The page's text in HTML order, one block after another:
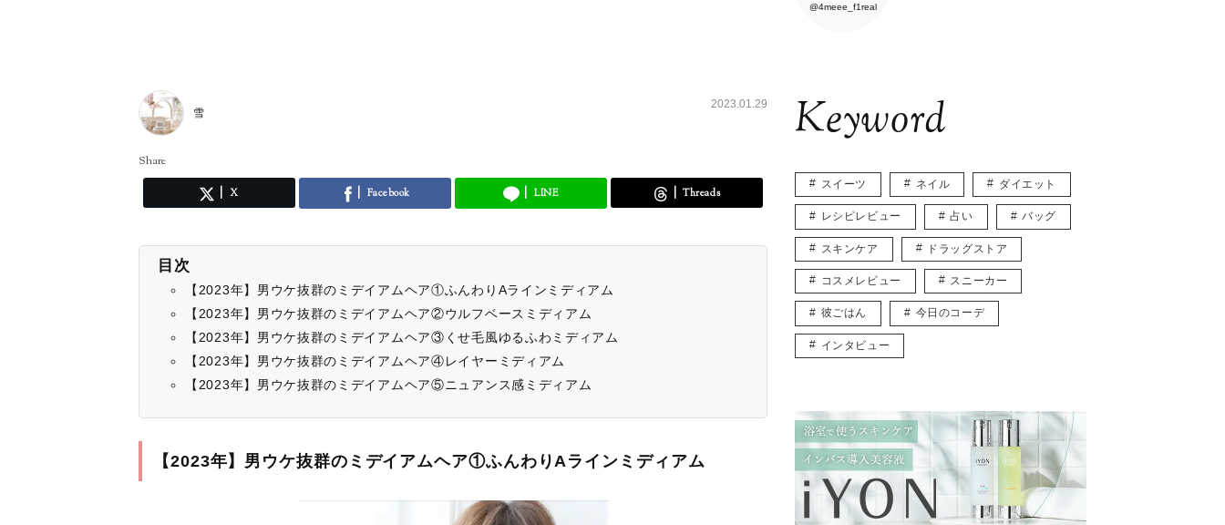
雪
2023.01.29
Share
X Facebook LINE Threads
目次
【2023年】男ウケ抜群のミデイアムヘア①ふんわりAラインミディアム
【2023年】男ウケ抜群のミデイアムヘア②ウルフベースミディアム
【2023年】男ウケ抜群のミデイアムヘア③くせ毛風ゆるふわミディアム
【2023年】男ウケ抜群のミデイアムヘア④レイヤーミディアム
【2023年】男ウケ抜群のミデイアムヘア⑤ニュアンス感ミディアム
【2023年】男ウケ抜群のミデイアムヘア①ふんわりAラインミディアム
@4meee_f1real
Keyword
スイーツ ネイル ダイエット
レシピレビュー 占い バッグ
スキンケア ドラッグストア
コスメレビュー スニーカー
彼ごはん 今日のコーデ
インタビュー